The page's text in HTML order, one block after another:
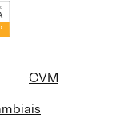
CVM